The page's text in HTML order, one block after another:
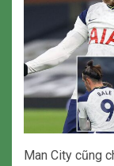
Man City cũng